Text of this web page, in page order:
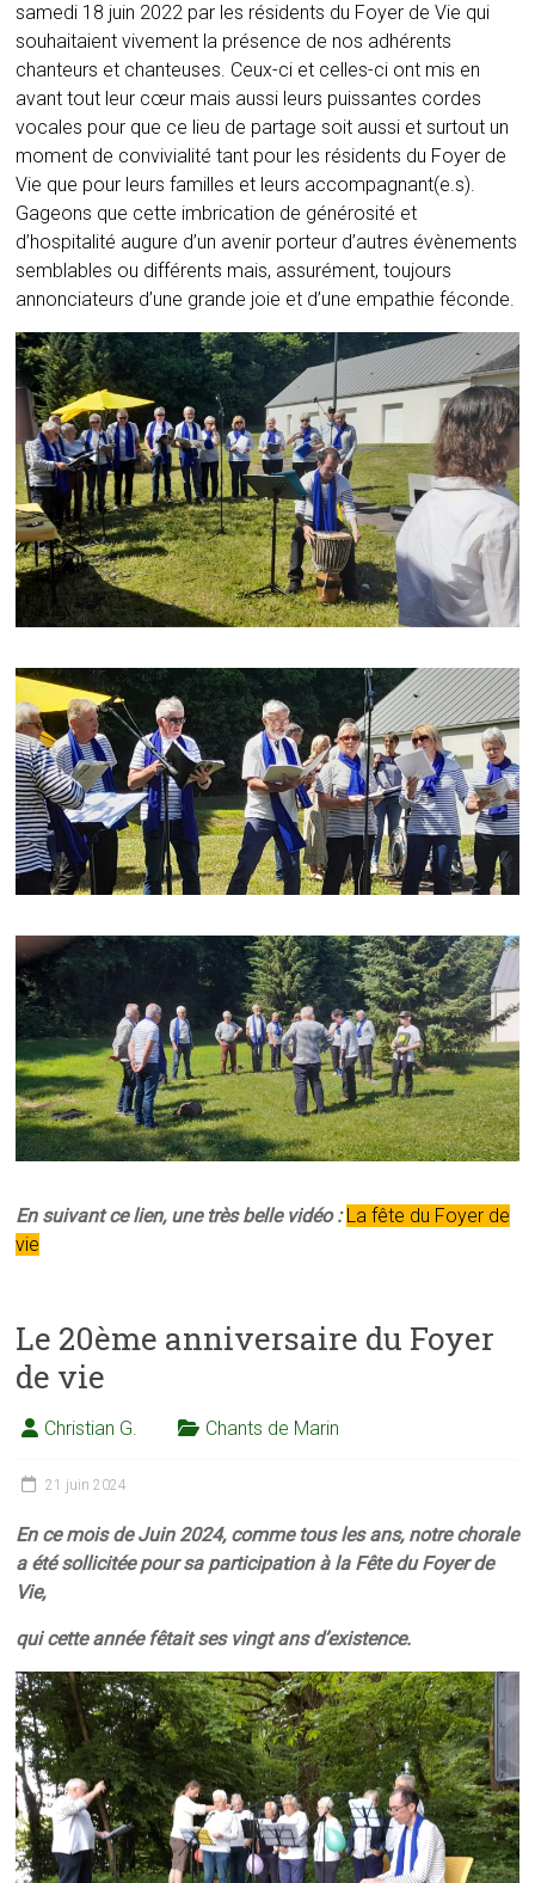
samedi 18 juin 2022 par les résidents du Foyer de Vie qui
souhaitaient vivement la présence de nos adhérents
chanteurs et chanteuses. Ceux-ci et celles-ci ont mis en
avant tout leur cœur mais aussi leurs puissantes cordes
vocales pour que ce lieu de partage soit aussi et surtout un
moment de convivialité tant pour les résidents du Foyer de
Vie que pour leurs familles et leurs accompagnant(e.s).
Gageons que cette imbrication de générosité et
d’hospitalité augure d’un avenir porteur d’autres évènements
semblables ou différents mais, assurément, toujours
annonciateurs d’une grande joie et d’une empathie féconde.
En suivant ce lien, une très belle vidéo : La fête du Foyer de
vie
Le 20ème anniversaire du Foyer
de vie
Christian G. Chants de Marin
21 juin 2024
En ce mois de Juin 2024, comme tous les ans, notre chorale
a été sollicitée pour sa participation à la Fête du Foyer de
Vie,
qui cette année fêtait ses vingt ans d’existence.